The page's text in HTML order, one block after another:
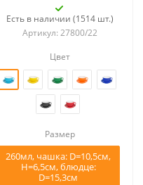
Есть в наличии (1514 шт.)
Артикул: 27800/22
Цвет
Размер
260мл, чашка: D=10,5см,
Н=6,5см, блюдце:
D=15,3см